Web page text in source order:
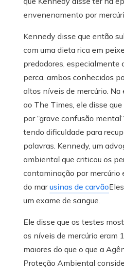
envenenamento por
Kennedy disse que então
com uma dieta rica em
predadores, especialmente
perca, ambos conhecidos
altos níveis de mercúrio.
ao The Times, ele disse que
por “grave confusão
tendo dificuldade para
palavras. Kennedy, um
ambiental que criticou os
contaminação por mercúrio
do marusinas de carvão
um exame de sangue.
Ele disse que os testes
os níveis de mercúrio eram
maiores do que o que a
Proteção Ambiental